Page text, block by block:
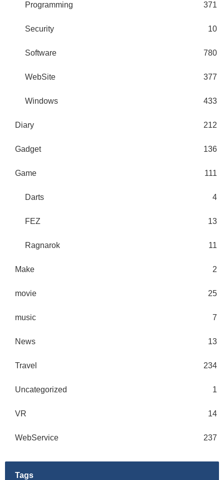
Programming 371
Security 10
Software 780
WebSite 377
Windows 433
Diary 212
Gadget 136
Game 111
Darts 4
FEZ 13
Ragnarok 11
Make 2
movie 25
music 7
News 13
Travel 234
Uncategorized 1
VR 14
WebService 237
Tags